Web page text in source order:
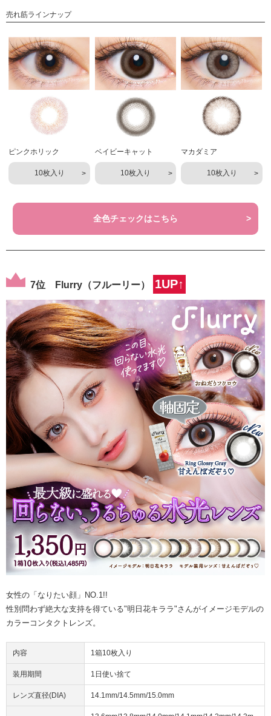
売れ筋ラインナップ
ピンクホリック
10枚入り
ベイビーキャット
10枚入り
マカダミア
10枚入り
全色チェックはこちら
7位 Flurry（フルーリー） 1UP↑
女性の「なりたい顔」NO.1!!
性別問わず絶大な支持を得ている"明日花キララ"さんがイメージモデルの
カラーコンタクトレンズ。
内容 1箱10枚入り
装用期間 1日使い捨て
レンズ直径(DIA) 14.1mm/14.5mm/15.0mm